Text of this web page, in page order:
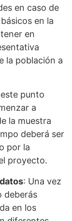
en caso de
en la
en
la población a
punto
a
la muestra
deberá ser
por la
proyecto.
: Una vez
deberás
en los